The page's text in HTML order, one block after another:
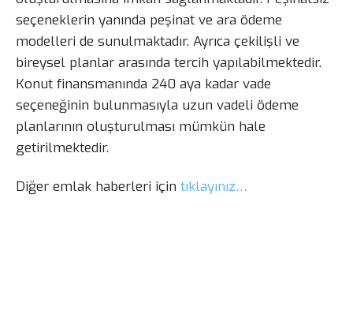
seçeneklerin yanında peşinat ve ara ödeme
modelleri de sunulmaktadır. Ayrıca çekilişli ve
bireysel planlar arasında tercih yapılabilmektedir.
Konut finansmanında 240 aya kadar vade
seçeneğinin bulunmasıyla uzun vadeli ödeme
planlarının oluşturulması mümkün hale
getirilmektedir.
Diğer emlak haberleri için tıklayınız…